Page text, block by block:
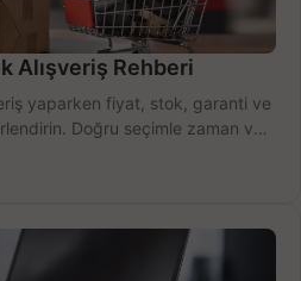
Alışveriş Rehberi
yaparken fiyat, stok, garanti ve
Doğru seçimle zaman ve